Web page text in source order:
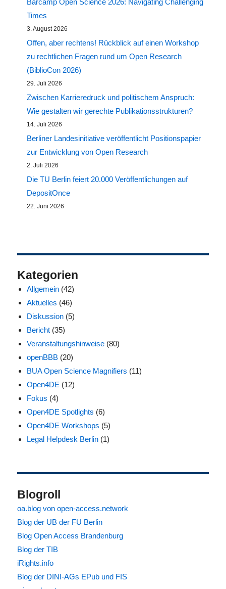
Times
3. August 2026
Offen, aber rechtens! Rückblick auf einen Workshop
zu rechtlichen Fragen rund um Open Research
(BiblioCon 2026)
29. Juli 2026
Zwischen Karrieredruck und politischem Anspruch:
Wie gestalten wir gerechte Publikationsstrukturen?
14. Juli 2026
Berliner Landesinitiative veröffentlicht Positionspapier
zur Entwicklung von Open Research
2. Juli 2026
Die TU Berlin feiert 20.000 Veröffentlichungen auf
DepositOnce
22. Juni 2026
Kategorien
Allgemein (42)
Aktuelles (46)
Diskussion (5)
Bericht (35)
Veranstaltungshinweise (80)
openBBB (20)
BUA Open Science Magnifiers (11)
Open4DE (12)
Fokus (4)
Open4DE Spotlights (6)
Open4DE Workshops (5)
Legal Helpdesk Berlin (1)
Blogroll
oa.blog von open-access.network
Blog der UB der FU Berlin
Blog Open Access Brandenburg
Blog der TIB
iRights.info
Blog der DINI-AGs EPub und FIS